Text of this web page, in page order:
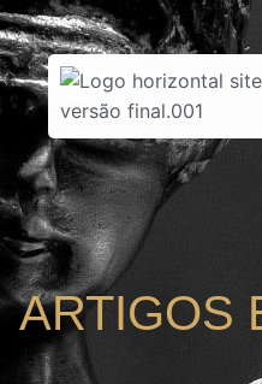
ARTIGOS